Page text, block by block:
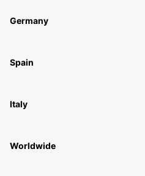
Germany
Spain
Italy
Worldwide